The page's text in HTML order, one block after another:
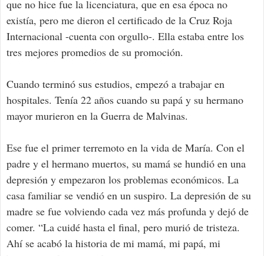
que no hice fue la licenciatura, que en esa época no
existía, pero me dieron el certificado de la Cruz Roja
Internacional -cuenta con orgullo-. Ella estaba entre los
tres mejores promedios de su promoción.
Cuando terminó sus estudios, empezó a trabajar en
hospitales. Tenía 22 años cuando su papá y su hermano
mayor murieron en la Guerra de Malvinas.
Ese fue el primer terremoto en la vida de María. Con el
padre y el hermano muertos, su mamá se hundió en una
depresión y empezaron los problemas económicos. La
casa familiar se vendió en un suspiro. La depresión de su
madre se fue volviendo cada vez más profunda y dejó de
comer. “La cuidé hasta el final, pero murió de tristeza.
Ahí se acabó la historia de mi mamá, mi papá, mi